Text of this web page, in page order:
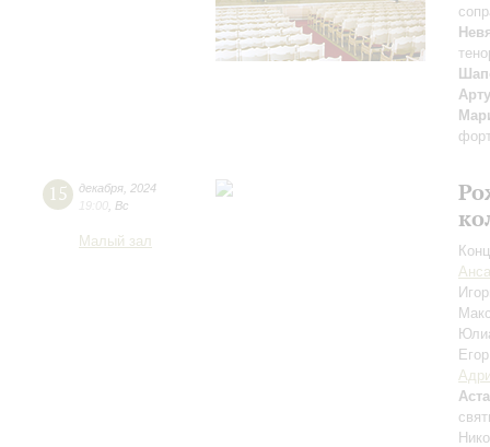
15 декабря 2024
19:00 Вс
Малый зал